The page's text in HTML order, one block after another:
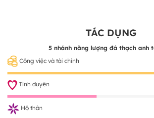
TÁC DỤNG
5 nhánh năng lượng đá thạch anh
Công việc và tài chính
Tình duyên
Hộ thân